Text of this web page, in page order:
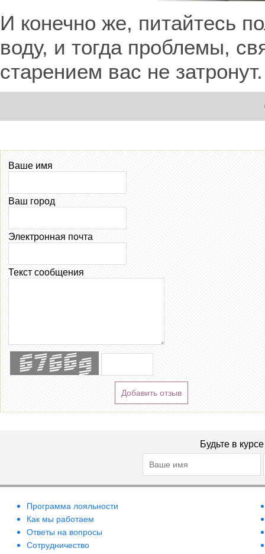
И конечно же, питайтесь
воду, и тогда проблемы,
старением вас не затронут.
Ваше имя
Ваш город
Электронная почта
Текст сообщения
Добавить отзыв
Будьте в
Программа лояльности
Как мы работаем
Ответы на вопросы
Сотрудничество